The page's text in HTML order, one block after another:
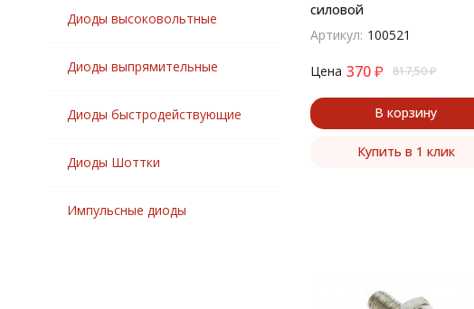
силовой
Артикул: 100521
Цена 370 ₽ 817,50₽
В корзину
Купить в 1 клик
Диоды высоковольтные
Диоды выпрямительные
Диоды быстродействующие
Диоды Шоттки
Импульсные диоды